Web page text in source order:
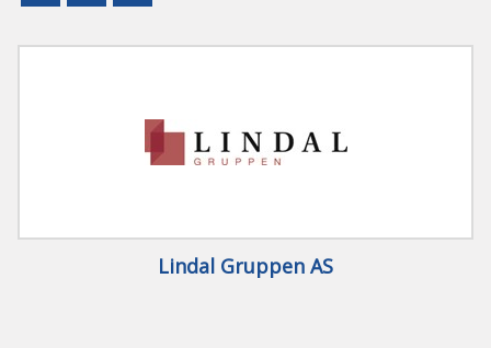
Lindal Gruppen AS